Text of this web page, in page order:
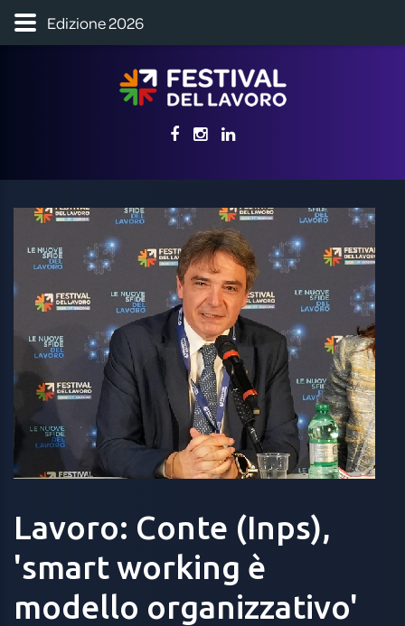
Edizione 2026
Lavoro: Conte (Inps),
'smartworking è
modello organizzativo'